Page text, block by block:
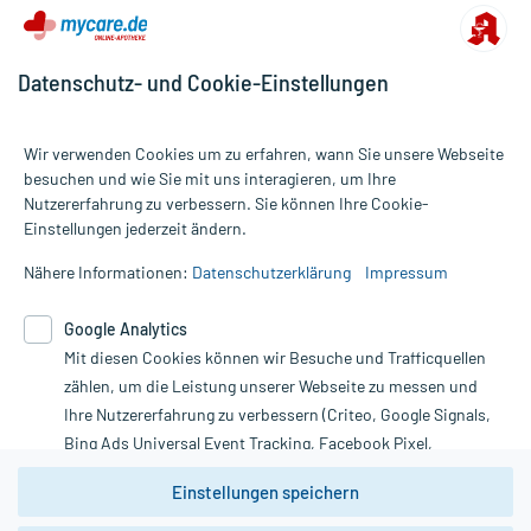
Alle Preise gelten inkl. MwSt., ggf. zzgl. Versandkosten
Informationen auf dieser Website werden ausschließlich für
die Untersuchung und Behandlung durch einen Arzt. Bitte
Therapien eingeleitet werden können. | Diese Webseite benutzt
Google Analytics. Lesen Sie bitte dazu die wichtigen Hinweise in
unserer Datenschutzerklärung. Für den Widerruf einer Bestellung
nutzen Sie das Formular:
Vertrag widerrufen
Datenschutz- und Cookie-Einstellungen
Wir verwenden Cookies um zu erfahren, wann Sie unsere Webseite
besuchen und wie Sie mit uns interagieren, um Ihre
Nutzererfahrung zu verbessern. Sie können Ihre Cookie-
Einstellungen jederzeit ändern.
Nähere Informationen: Datenschutzerklärung Impressum
Google Analytics
Mit diesen Cookies können wir Besuche und Trafficquellen
zählen, um die Leistung unserer Webseite zu messen und
Ihre Nutzererfahrung zu verbessern (Criteo, Google Signals,
Bing Ads Universal Event Tracking, Facebook Pixel,
Youtube-Social Plugin).
Wir weisen darauf hin, dass die
Einstellungen speichern